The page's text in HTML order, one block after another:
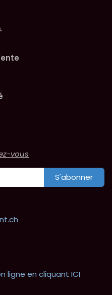
vous
S'abonner
ligne en cliquant ICI